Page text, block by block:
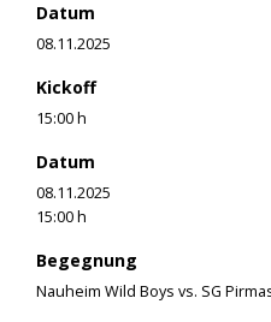
Datum
08.11.2025
Kickoff
15:00 h
Datum
08.11.2025
15:00 h
Begegnung
Nauheim Wild Boys vs. SG